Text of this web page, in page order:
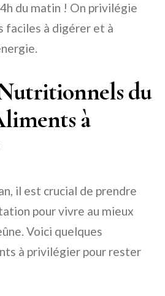
du matin ! On privilégie
faciles à digérer et à
du
à
il est crucial de prendre
pour vivre au mieux
Voici quelques
à privilégier pour rester